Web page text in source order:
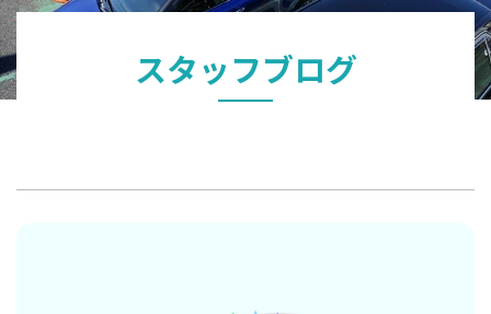
スタッフブログ